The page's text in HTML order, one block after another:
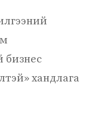
бизнес
хандлага